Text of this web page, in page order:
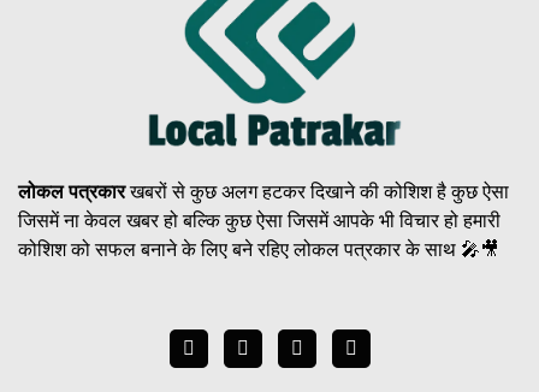
लोकल पत्रकारखबरों से कुछ अलग हटकर दिखाने की कोशिश है कुछ ऐसा
जिसमें ना केवल खबर हो बल्कि कुछ ऐसा जिसमें आपके भी विचार हो हमारी
कोशिश को सफल बनाने के लिए बने रहिए लोकल पत्रकार के साथ 🎤🎥